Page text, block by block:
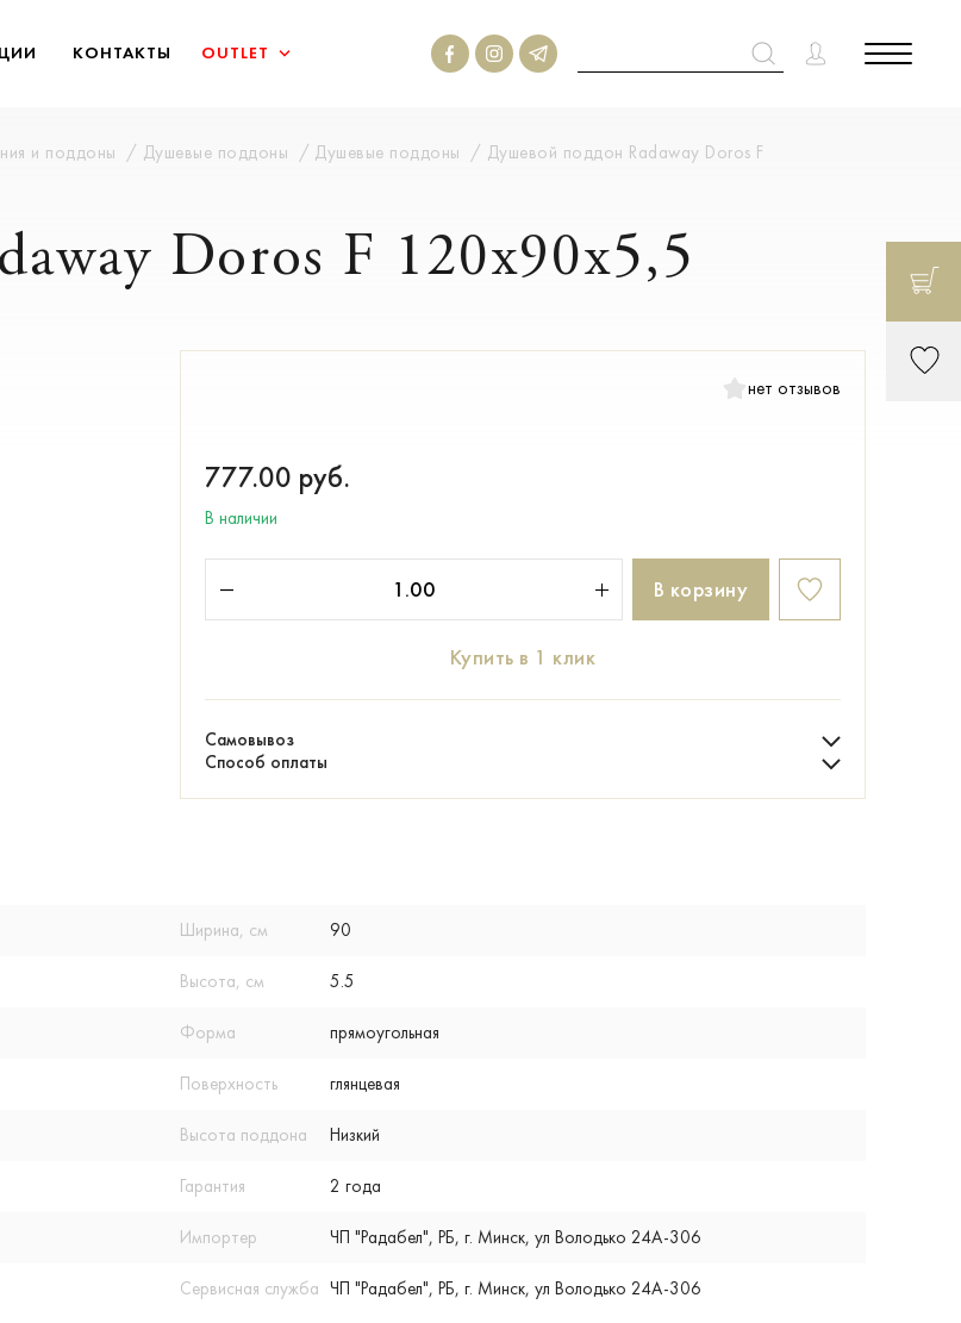
КОНТАКТЫ OUTLET
и поддоны Душевые поддоны Душевые поддоны
Душевой поддон Radaway Doros F
Doros F 120x90x5,5
нет отзывов
777.00 руб.
В наличии
В корзину
Купить в 1 клик
Самовывоз
Способ оплаты
Ширина, см 90
Высота, см 5.5
Форма прямоугольная
Поверхность глянцевая
Высота поддона Низкий
Гарантия 2 года
Импортер ЧП "Радабел", РБ, г. Минск, ул Володько 24А-306
Сервисная служба ЧП "Радабел", РБ, г. Минск, ул Володько 24А-306